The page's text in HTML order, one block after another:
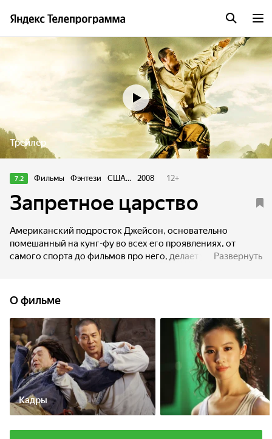
Трейлер
7.2 Фильмы Фэнтези США... 2008 12+
Запретное царство
Американский подросток Джейсон, основательно
помешанный на кунг-фу во всех его проявлениях, от
самого спорта до фильмов про него, делает удивительное
Обезьян...
Развернуть
О фильме
Кадры